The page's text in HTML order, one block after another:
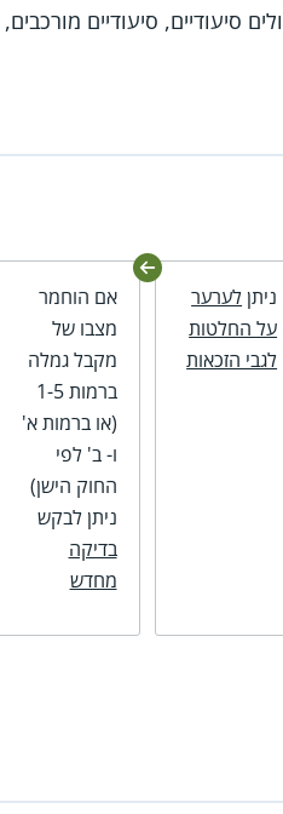
סיעודיים, סיעודיים מורכבים,
ניתן לערער
על החלטות
לגבי הזכאות
אם הוחמר
מצבו של
מקבל גמלה
ברמות 1-5
(או ברמות א'
ו- ב' לפי
החוק הישן)
ניתן לבקש
בדיקה
מחדש